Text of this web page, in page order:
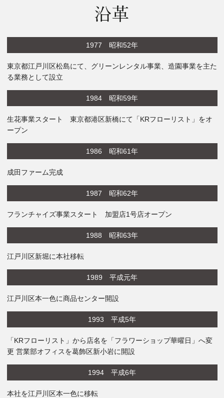
1977 昭和52年
東京都江戸川区松島にて、グリーンレンタル事業、造園事業を主た
る業務として設立
1984 昭和59年
生花事業スタート 東京都港区新橋にて「KRフローリスト」をオ
ープン
1986 昭和61年
成田ファーム完成
1987 昭和62年
フランチャイズ事業スタート 加盟店1号店オープン
1988 昭和63年
江戸川区新堀に本社移転
1989 平成元年
江戸川区本一色に商品センター開設
1993 平成5年
「KRフローリスト」から店名を「フラワーショップ華曜日」へ変
更 営業部オフィスを葛飾区新小岩に開設
1994 平成6年
本社を江戸川区本一色に移転